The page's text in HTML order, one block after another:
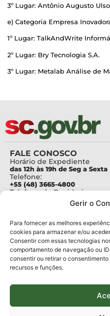
Gerir o
Para fornecer as melhores
cookies para armazenar e/ou
Consentir com essas tecnologias
comportamento de navegação ou
consentir ou retirar o
recursos e funções.
3º Lugar: Antônio Augusto
e) Categoria Empresa
1º Lugar: TalkAndWrite
2º Lugar: Bry Tecnologia S.A.
3º Lugar: Metalab Análise de
FALE CONOSCO
Horário de Expediente
das 12h às 19h de Seg a Sexta
Telefone:
+55 (48) 3665-4800
Telefone da Ouvidoria
Para assuntos relacionados
pesquisa@fapesc.sc.gov.br
Para assuntos relacionados
inovacao@fapesc.sc.gov.br
Para assuntos relacionados
bolsas@fapesc.sc.gov.br
Para assuntos relacionados
Para assuntos relacionados
plataforma@fapesc.sc.gov.br
Jair Artur da Silva